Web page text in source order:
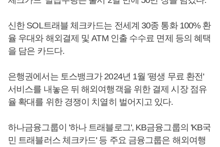
신한 SOL트래블 체크카드는 전세계 30종 통화 100% 환
율 우대와 해외결제 및 ATM 인출 수수료 면제 등의 혜택
을 담은 카드다.
은행권에서는 토스뱅크가 2024년 1월 '평생 무료 환전'
서비스를 내놓은 뒤 해외여행객을 위한 결제 시장 점유
율 확대를 위한 경쟁이 치열히 벌어지고 있다.
하나금융그룹이 '하나 트래블로그', KB금융그룹의 'KB국
민 트래블러스 체크카드' 등 주요 금융그룹은 해외여행